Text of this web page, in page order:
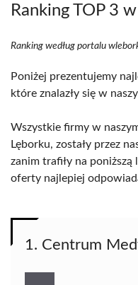
Ranking TOP 3
Ranking według portalu
Poniżej prezentujemy
które znalazły się w
Wszystkie firmy w
Lęborku, zostały przez
zanim trafiły na
oferty najlepiej
1. Centrum